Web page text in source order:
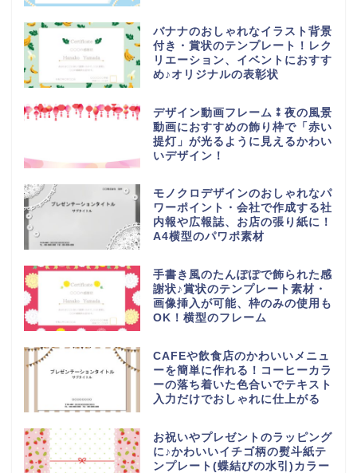
バナナのおしゃれなイラスト背景
付き・賞状のテンプレート！レク
リエーション、イベントにおすす
め♪オリジナルの表彰状
デザイン動画フレーム⁑夜の風景
動画におすすめの飾り枠で「赤い
提灯」が光るように見えるかわい
いデザイン！
モノクロデザインのおしゃれなパ
ワーポイント・会社で作成する社
内報や広報誌、お店の張り紙に！
A4横型のパワポ素材
手書き風のたんぽぽで飾られた感
謝状♪賞状のテンプレート素材・
画像挿入が可能、枠のみの使用も
OK！横型のフレーム
CAFEや飲食店のかわいいメニュ
ーを簡単に作れる！コーヒーカラ
ーの落ち着いた色合いでテキスト
入力だけでおしゃれに仕上がる
お祝いやプレゼントのラッピング
に♪かわいいイチゴ柄の熨斗紙テ
ンプレート(蝶結びの水引)カラー